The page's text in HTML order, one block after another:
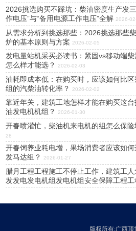
2026挑选购买不踩坑：柴油密度生产发
作电压”与“备用电源工作电压”全解 2026-
从需求分析到挑选那些：2026挑选那些
炉的基本原则与方案 2026-02-05
发电量站机采买必读书：紧固vs移动端
怎么样才能选？
2026-02-03
油耗即成本低：在购买时，应该如何比
组的汽柴油转化率？
2026-02-02
靠近年关，建筑工地怎样才能在购买这
油发电机机组？
2026-01-30
开春喷灌忙，柴油机来电机的组怎么保
28
开春饲养业耗电增，果场消费者应该如
发马达组？
2026-01-27
腊月工程工程施工不停止工作，建筑工
发发电发电机组发电机组安全保障工程工
版权所有:广西顶